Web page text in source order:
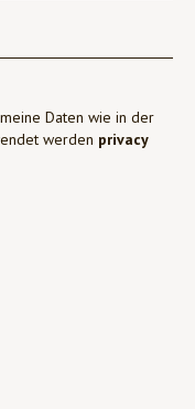
Daten wie in der
werden privacy